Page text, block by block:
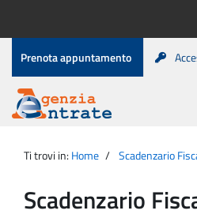
contenuto
Menu
di
servizio
Prenota appuntamento
Agenzia
principale
Ti trovi in: Home Scadenzario
Scadenzario